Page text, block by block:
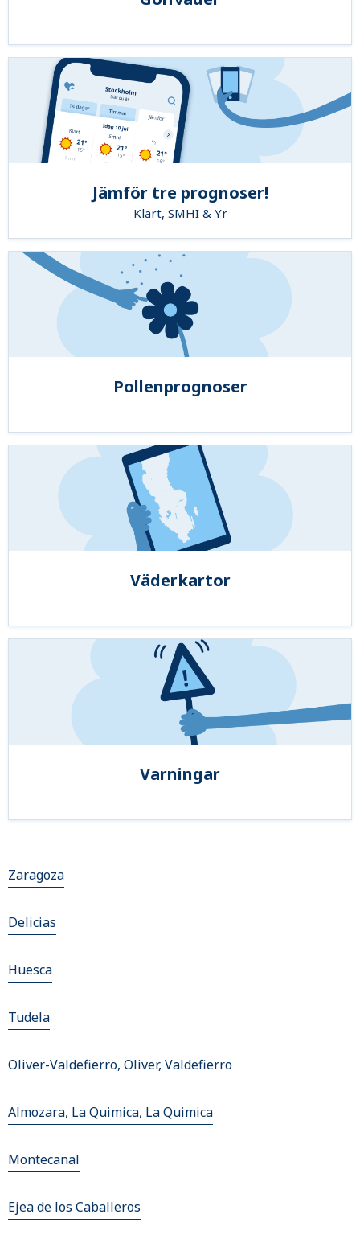
Jämför tre prognoser!
Klart, SMHI & Yr
Pollenprognoser
Väderkartor
Varningar
Zaragoza
Delicias
Huesca
Tudela
Oliver-Valdefierro, Oliver, Valdefierro
Almozara, La Quimica, La Quimica
Montecanal
Ejea de los Caballeros